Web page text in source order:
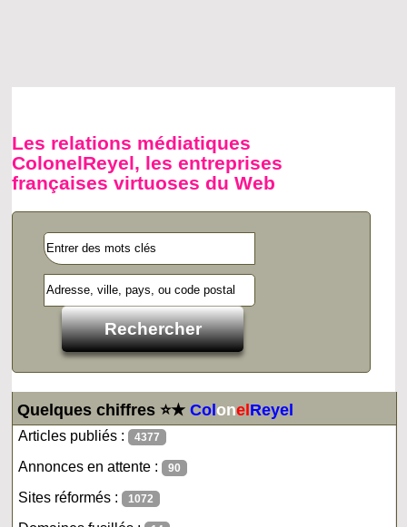
Les relations médiatiques
ColonelReyel, les entreprises
françaises virtuoses du Web
Quelques chiffres ⭐★ColonelReyel
Articles publiés : 4377
Annonces en attente : 90
Sites réformés : 1072